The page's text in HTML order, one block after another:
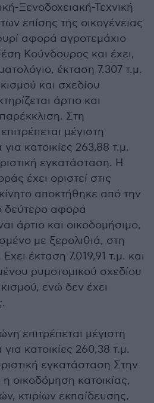
Ξενοδοχειακή-Τεχνική
επίσης της οικογένειας
αφορά αγροτεμάχιο
Κούνδουρος και έχει,
έκταση 7.307 τ.μ.
και σχεδίου
άρτιο και
Στη
μέγιστη
κατοικίες 263,88 τ.μ.
εγκατάσταση. Η
έχει οριστεί στις
αποκτήθηκε από την
δεύτερο αφορά
άρτιο και οικοδομήσιμο,
με ξερολιθιά, στη
έκταση 7.019,91 τ.μ. και
ρυμοτομικού σχεδίου
ενώ δεν έχει
επιτρέπεται μέγιστη
κατοικίες 260,38 τ.μ.
εγκατάσταση Στην
η οικοδόμηση κατοικίας,
κτιρίων εκπαίδευσης,